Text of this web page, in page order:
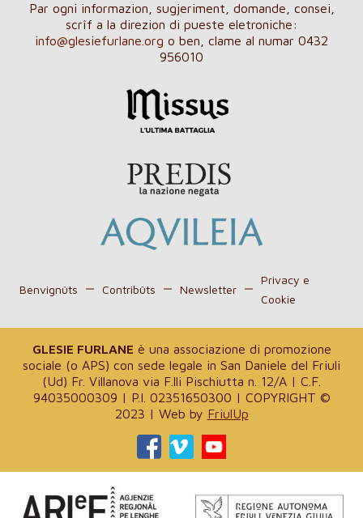
Par ogni informazion, sugjeriment, domande, consei,
scrîf a la direzion di pueste eletroniche:
info@glesiefurlane.org o ben, clame al numar 0432
956010
Benvignûts Contribûts Newsletter
Privacy e
Cookie
GLESIE FURLANE è una associazione di promozione
sociale (o APS) con sede legale in San Daniele del Friuli
(Ud) Fr. Villanova via F.lli Pischiutta n. 12/A | C.F.
94035000309 | P.I. 02351650300 | COPYRIGHT ©
2023 | Web by FriulUp